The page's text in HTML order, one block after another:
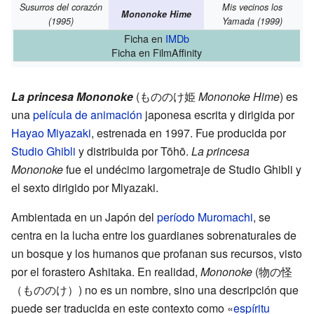
Susurros del corazón
(1995)
Mononoke Hime
Mis vecinos los
Yamada (1999)
Ficha en IMDb
Ficha en FilmAffinity
La princesa Mononoke (もののけ姫 Mononoke Hime) es
unapelícula de animación japonesa escrita y dirigida por
Hayao Miyazaki, estrenada en 1997. Fue producida por
Studio Ghibli y distribuida por Tōhō. La princesa
Mononokefue el undécimo largometraje de Studio Ghibli y
el sexto dirigido por Miyazaki.
Ambientada en un Japón del período Muromachi, se
centra en la lucha entre los guardianes sobrenaturales de
un bosque y los humanos que profanan sus recursos, visto
por el forastero Ashitaka. En realidad, Mononoke (物の怪
（もののけ） ) no es un nombre, sino una descripción que
puede ser traducida en este contexto como «espíritu